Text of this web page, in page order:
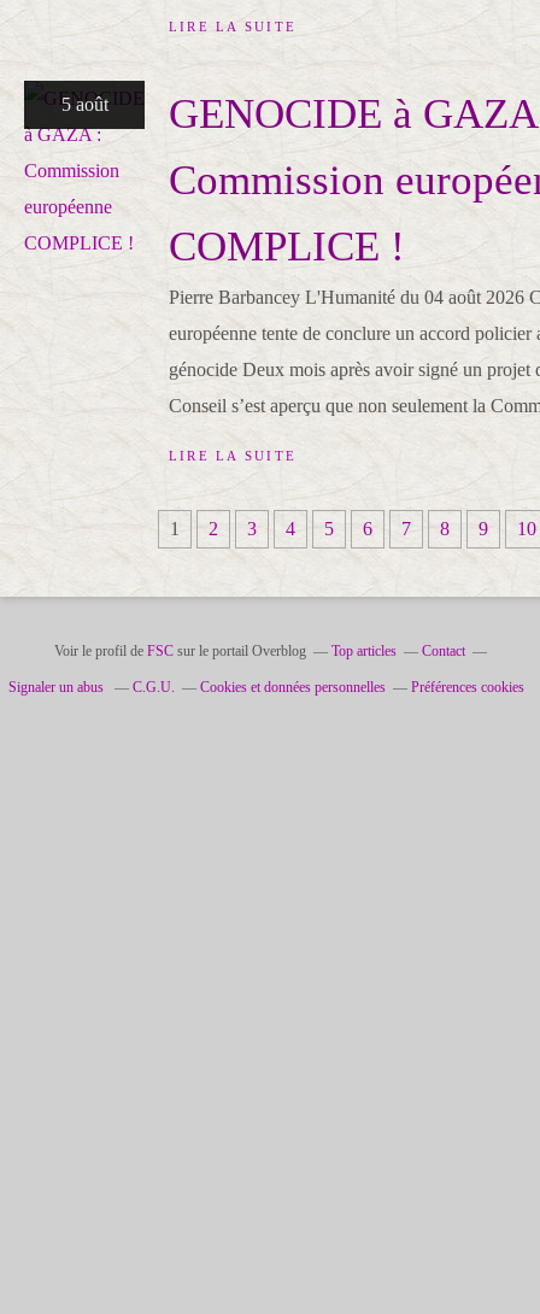
LIRE LA SUITE
5 août
GENOCIDE à
Commission
COMPLICE !
Pierre Barbancey L'Humanité du 04 août 2026
européenne tente de conclure un accord policier
génocide Deux mois après avoir signé un projet
Conseil s’est aperçu que non seulement la
LIRE LA SUITE
1 2 3 4 5 6 7 8 9 10
Voir le profil de FSCsur le portail Overblog Top articles Contact
Signaler un abus C.G.U. Cookies et données personnelles Préférences cookies